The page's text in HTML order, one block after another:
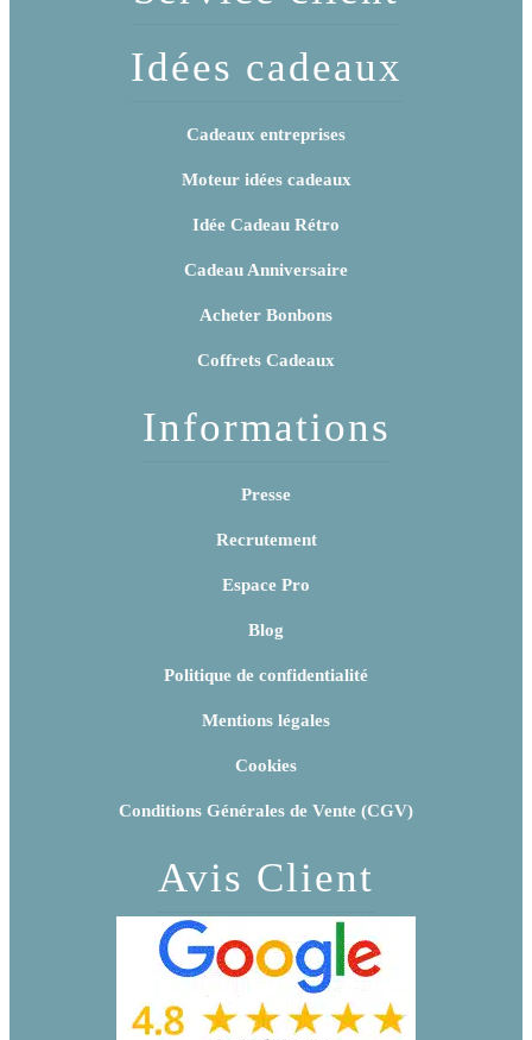
Idées cadeaux
Cadeaux entreprises
Moteur idées cadeaux
Idée Cadeau Rétro
Cadeau Anniversaire
Acheter Bonbons
Coffrets Cadeaux
Informations
Presse
Recrutement
Espace Pro
Blog
Politique de confidentialité
Mentions légales
Cookies
Conditions Générales de Vente (CGV)
Avis Client